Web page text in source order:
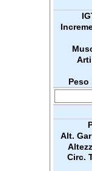
Peso
Alt.
Circ.